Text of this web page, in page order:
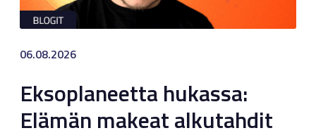
06.08.2026
Eksoplaneetta hukassa:
Elämän makeat alkutahdit